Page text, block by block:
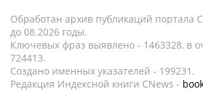
Обработан архив публикаций портала
до 08.2026 годы.
Ключевых фраз выявлено - 1463328, в
724413.
Создано именных указателей - 199231.
Редакция Индексной книги CNews -